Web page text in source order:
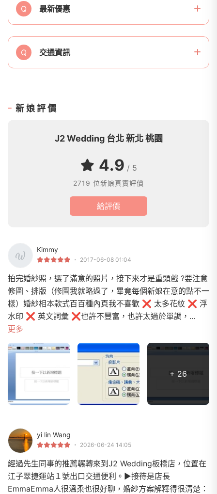
Q 最新優惠
Q 交通資訊
新娘評價
J2 Wedding 台北 新北 桃園
4.9 / 5
2719 位新娘真實評價
給評價
Kimmy
2017-06-08 01:04
拍完婚紗照，選了滿意的照片，接下來才是重頭戲 ?要注意
修圖、排版（修圖我就略過了，畢竟每個新娘在意的點不一
樣）婚紗相本款式百百種內頁我不喜歡 ❌ 太多花紋 ❌ 浮
水印 ❌ 英文詞彙 ❌也許不豐富，也許太過於單調，...
更多
+ 26
yi lin Wang
2026-06-24 14:05
經過先生同事的推薦輾轉來到J2 Wedding板橋店，位置在
江子翠捷運站１號出口交通便利。▶接待是店長
EmmaEmma人很溫柔也很好聊，婚紗方案解釋得很清楚：